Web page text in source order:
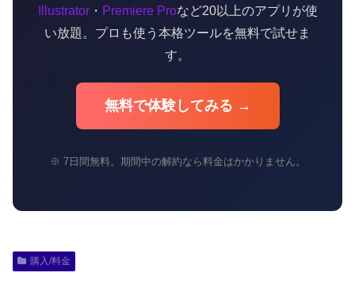
Illustrator・ Premiere Proなど20以上のアプリが使
い放題。プロも使う本格ツールを無料で試せま
す。
無料で体験してみる →
※ 7日間無料。期間中の解約なら料金はかかりません。
購入/料金